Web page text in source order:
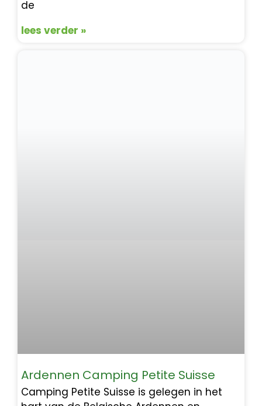
de
lees verder »
Ardennen Camping Petite Suisse
Camping Petite Suisse is gelegen in het